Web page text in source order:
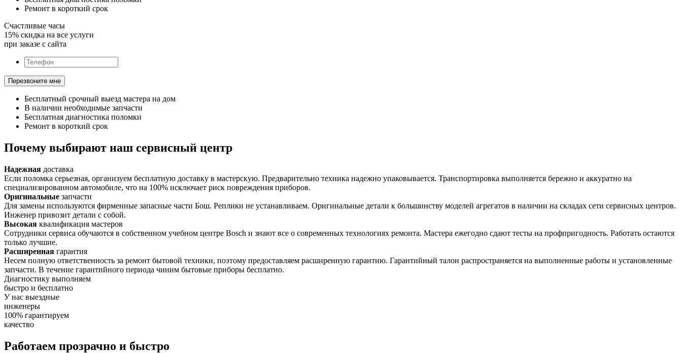
Ремонт в короткий срок
Счастливые часы
15% скидка на все услуги
при заказе с сайта
Бесплатный срочный выезд мастера на дом
В наличии необходимые запчасти
Бесплатная диагностика поломки
Ремонт в короткий срок
Почему выбирают наш сервисный центр
Надежная доставка
Если поломка серьезная, организуем бесплатную доставку в мастерскую. Предварительно техника надежно упаковывается. Транспортировка выполняется бережно и аккуратно на
специализированном автомобиле, что на 100% исключает риск повреждения приборов.
Оригинальные запчасти
Для замены используются фирменные запасные части Бош. Реплики не устанавливаем. Оригинальные детали к большинству моделей агрегатов в наличии на складах сети сервисных центров.
Инженер привозит детали с собой.
Высокая квалификация мастеров
Сотрудники сервиса обучаются в собственном учебном центре Bosch и знают все о современных технологиях ремонта. Мастера ежегодно сдают тесты на профпригодность. Работать остаются
только лучшие.
Расширенная гарантия
Несем полную ответственность за ремонт бытовой техники, поэтому предоставляем расширенную гарантию. Гарантийный талон распространяется на выполненные работы и установленные
запчасти. В течение гарантийного периода чиним бытовые приборы бесплатно.
Диагностику выполняем
быстро и бесплатно
У нас выездные
инженеры
100% гарантируем
качество
Работаем прозрачно и быстро